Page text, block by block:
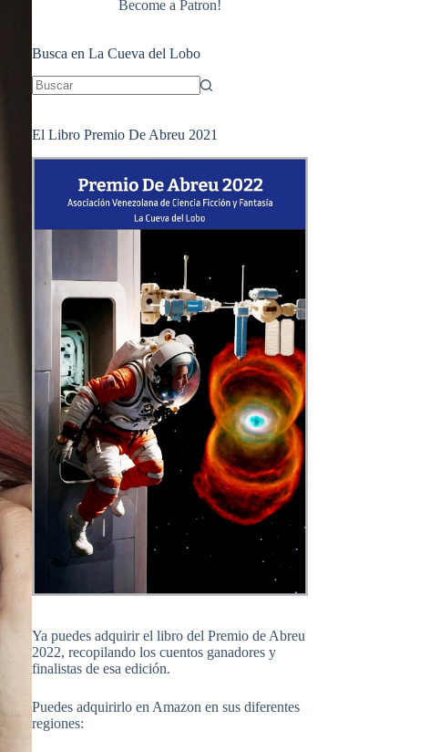
Become a Patron!
Busca en La Cueva del Lobo
El Libro Premio De Abreu 2021
Ya puedes adquirir el libro del Premio de Abreu
2022, recopilando los cuentos ganadores y
finalistas de esa edición.
Puedes adquirirlo en Amazon en sus diferentes
regiones: